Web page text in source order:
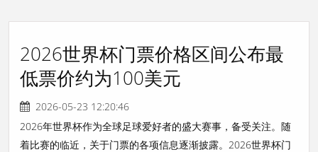
2026世界杯门票价格区间公布最
低票价约为100美元
2026-05-23 12:20:46
2026年世界杯作为全球足球爱好者的盛大赛事，备受关注。随
着比赛的临近，关于门票的各项信息逐渐披露。2026世界杯门